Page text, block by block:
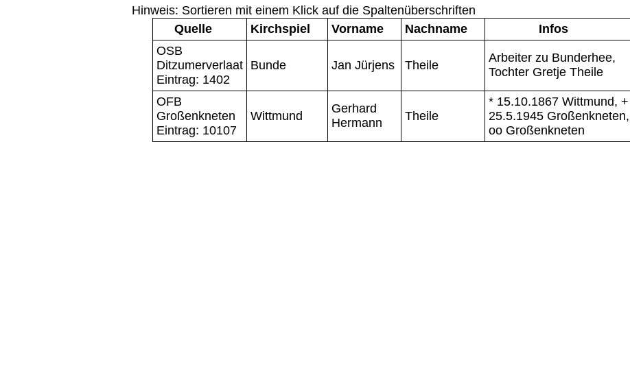
Hinweis: Sortieren mit einem Klick auf die Spaltenüberschriften
Quelle
Kirchspiel Vorname Nachname Infos
OSB
Ditzumerverlaat
Eintrag: 1402
Bunde Jan Jürjens Theile
Arbeiter zu Bunderhee,
Tochter Gretje Theile
OFB
Großenkneten
Eintrag: 10107
Wittmund
Gerhard
Hermann
Theile
* 15.10.1867 Wittmund, +
25.5.1945 Großenkneten,
oo Großenkneten